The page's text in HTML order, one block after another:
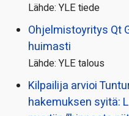
Lähde: YLE tiede
Ohjelmistoyritys Qt
huimasti
Lähde: YLE talous
Kilpailija arvioi
hakemuksen syitä: